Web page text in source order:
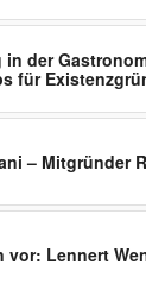
in der
für
– Mitgründer
vor: Lennert